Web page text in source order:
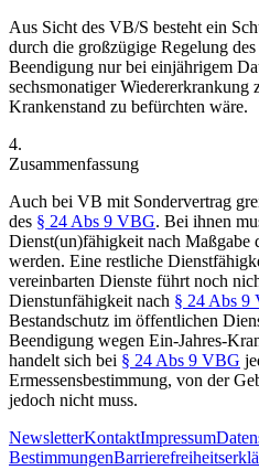
Aus Sicht des VB/S besteht ein
durch die großzügige Regelung des
Beendigung nur bei einjährigem
sechsmonatiger Wiedererkrankung
Krankenstand zu befürchten wäre.
4.
Zusammenfassung
Auch bei VB mit Sondervertrag
des § 24 Abs 9 VBG. Bei ihnen
Dienst(un)fähigkeit nach Maßgabe
werden. Eine restliche
vereinbarten Dienste führt noch
Dienstunfähigkeit nach § 24 Abs 9
Bestandschutz im öffentlichen
Beendigung wegen Ein-Jahres-
handelt sich bei § 24 Abs 9 VBG
Ermessensbestimmung, von der
jedoch nicht muss.
NewsletterKontaktImpressum
Bestimmungen